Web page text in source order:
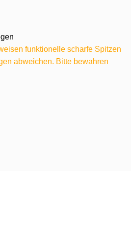
funktionelle scharfe Spitzen
abweichen. Bitte bewahren